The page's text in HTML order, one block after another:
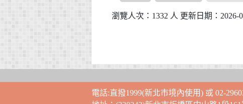
瀏覽人次：1332 人 更新日期：2026-
電話:直撥1999(新北市境內使用) 或 02-